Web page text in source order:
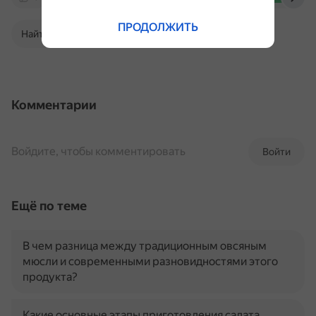
Найти в Поиске
Комментарии
Войти
Войдите, чтобы комментировать
Ещё по теме
В чем разница между традиционным овсяным
мюсли и современными разновидностями этого
продукта?
ПРОДОЛЖИТЬ